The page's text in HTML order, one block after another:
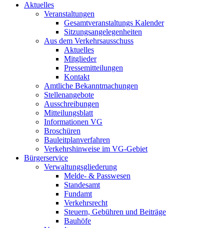
Aktuelles
Veranstaltungen
Gesamtveranstaltungs Kalender
Sitzungsangelegenheiten
Aus dem Verkehrsausschuss
Aktuelles
Mitglieder
Pressemitteilungen
Kontakt
Amtliche Bekanntmachungen
Stellenangebote
Ausschreibungen
Mitteilungsblatt
Informationen VG
Broschüren
Bauleitplanverfahren
Verkehrshinweise im VG-Gebiet
Bürgerservice
Verwaltungsgliederung
Melde- & Passwesen
Standesamt
Fundamt
Verkehrsrecht
Steuern, Gebühren und Beiträge
Bauhöfe